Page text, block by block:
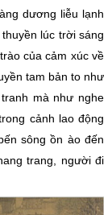
dương liễu lạnh
lúc trời sáng
của cảm xúc về
tam bản to như
mà như nghe
cảnh lao động
sông ồn ào đến
trang, người đi